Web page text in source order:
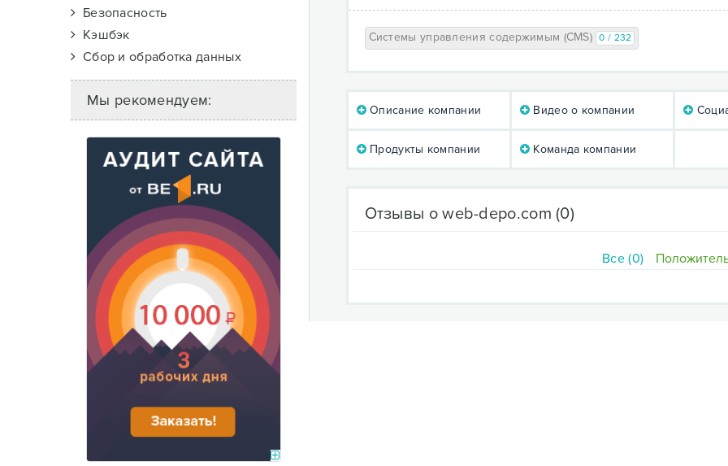
Безопасность
Кэшбэк
Сбор и обработка данных
Мы рекомендуем:
Системы управления содержимым (CMS) 0 / 232
Описание компании Видео о компании
Продукты компании Команда компании
Отзывы о web-depo.com (0)
Все (0)